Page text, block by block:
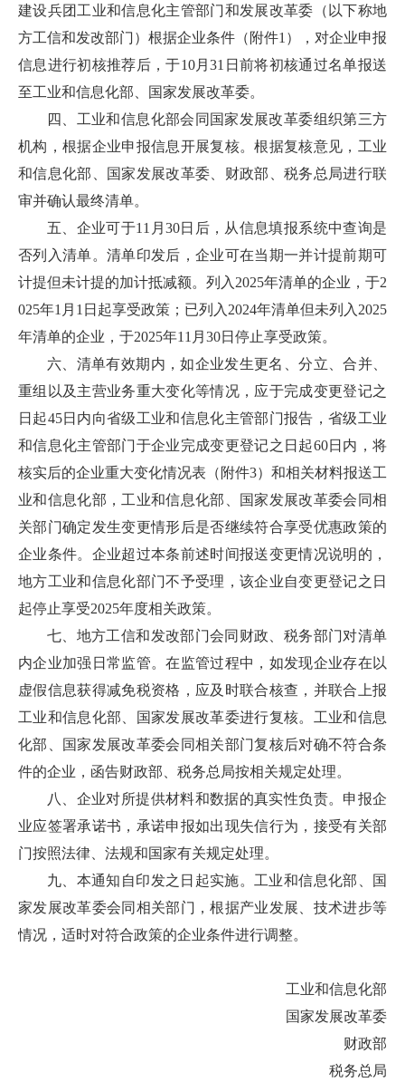
建设兵团工业和信息化主管部门和发展改革委（以下称地
方工信和发改部门）根据企业条件（附件1），对企业申报
信息进行初核推荐后，于10月31日前将初核通过名单报送
至工业和信息化部、国家发展改革委。
四、工业和信息化部会同国家发展改革委组织第三方
机构，根据企业申报信息开展复核。根据复核意见，工业
和信息化部、国家发展改革委、财政部、税务总局进行联
审并确认最终清单。
五、企业可于11月30日后，从信息填报系统中查询是
否列入清单。清单印发后，企业可在当期一并计提前期可
计提但未计提的加计抵减额。列入2025年清单的企业，于2
025年1月1日起享受政策；已列入2024年清单但未列入2025
年清单的企业，于2025年11月30日停止享受政策。
六、清单有效期内，如企业发生更名、分立、合并、
重组以及主营业务重大变化等情况，应于完成变更登记之
日起45日内向省级工业和信息化主管部门报告，省级工业
和信息化主管部门于企业完成变更登记之日起60日内，将
核实后的企业重大变化情况表（附件3）和相关材料报送工
业和信息化部，工业和信息化部、国家发展改革委会同相
关部门确定发生变更情形后是否继续符合享受优惠政策的
企业条件。企业超过本条前述时间报送变更情况说明的，
地方工业和信息化部门不予受理，该企业自变更登记之日
起停止享受2025年度相关政策。
七、地方工信和发改部门会同财政、税务部门对清单
内企业加强日常监管。在监管过程中，如发现企业存在以
虚假信息获得减免税资格，应及时联合核查，并联合上报
工业和信息化部、国家发展改革委进行复核。工业和信息
化部、国家发展改革委会同相关部门复核后对确不符合条
件的企业，函告财政部、税务总局按相关规定处理。
八、企业对所提供材料和数据的真实性负责。申报企
业应签署承诺书，承诺申报如出现失信行为，接受有关部
门按照法律、法规和国家有关规定处理。
九、本通知自印发之日起实施。工业和信息化部、国
家发展改革委会同相关部门，根据产业发展、技术进步等
情况，适时对符合政策的企业条件进行调整。
工业和信息化部
国家发展改革委
财政部
税务总局